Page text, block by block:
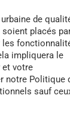
de
placés
les
impliquera le
et votre
notre Politique
sauf